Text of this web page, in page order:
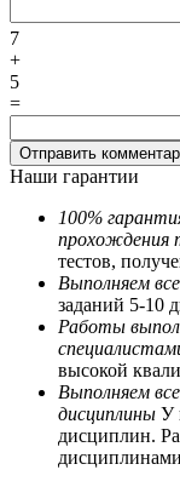
7
+
5
=
Наши гарантии
100%
прохождения
тестов,
Выполняем
заданий 5-10
Работы
высокой
Выполняем все
дисциплины У
дисциплин.
дисциплинами